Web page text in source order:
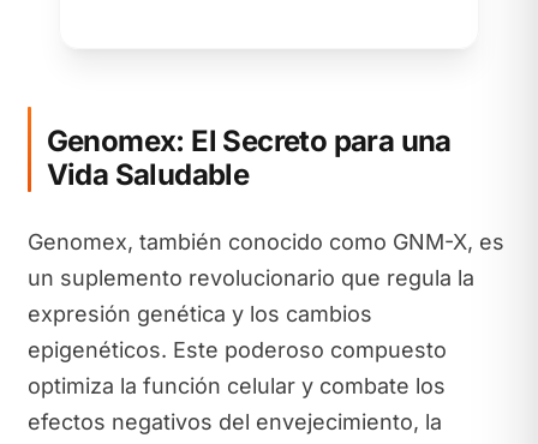
Genomex: El Secreto para una
Vida Saludable
Genomex, también conocido como GNM-X, es
un suplemento revolucionario que regula la
expresión genética y los cambios
epigenéticos. Este poderoso compuesto
optimiza la función celular y combate los
efectos negativos del envejecimiento, la